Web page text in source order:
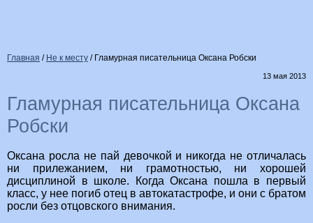
Главная / Не к месту / Гламурная писательница Оксана Робски
13 мая 2013
Гламурная писательница Оксана
Робски
Оксана росла не пай девочкой и никогда не отличалась
ни прилежанием, ни грамотностью, ни хорошей
дисциплиной в школе. Когда Оксана пошла в первый
класс, у нее погиб отец в автокатастрофе, и они с братом
росли без отцовского внимания.